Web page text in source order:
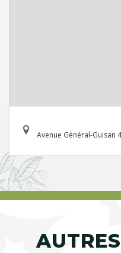
Avenue Général-Guisan